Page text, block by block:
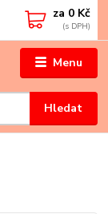
Menu
Hledat
za 0 Kč